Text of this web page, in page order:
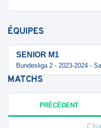
ÉQUIPES
SENIOR M1
Bundesliga 2 - 2023-2024 -
MATCHS
PRÉCÉDENT